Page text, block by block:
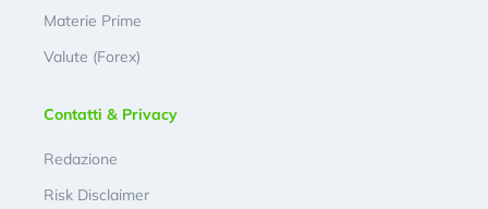
Materie Prime
Valute (Forex)
Contatti & Privacy
Redazione
Risk Disclaimer